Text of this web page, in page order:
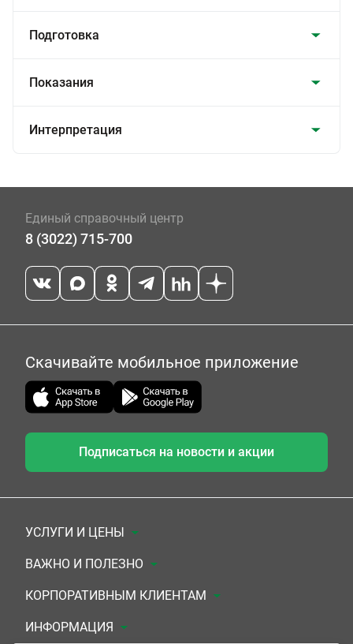
Подготовка
Показания
Интерпретация
Единый справочный центр
8 (3022) 715-700
Скачивайте мобильное приложение
Подписаться на новости и акции
УСЛУГИ И ЦЕНЫ
Анализы
Комплексы
УЗИ
ВАЖНО И ПОЛЕЗНО
Документы для заключения договора
Система скидок
КОРПОРАТИВНЫМ КЛИЕНТАМ
Медицинским организациям
ИНФОРМАЦИЯ